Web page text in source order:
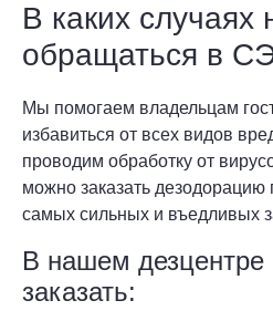
В каких случаях
обращаться в
Мы помогаем владельцам
избавиться от всех видов
проводим обработку от
можно заказать
самых сильных и въедливых
В нашем
заказать: